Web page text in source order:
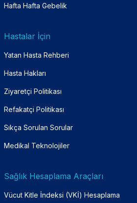
Hafta Hafta Gebelik
Hastalar İçin
Yatan Hasta Rehberi
Hasta Hakları
Ziyaretçi Politikası
Refakatçi Politikası
Sıkça Sorulan Sorular
Medikal Teknolojiler
Sağlık Hesaplama Araçları
Vücut Kitle İndeksi (VKİ) Hesaplama